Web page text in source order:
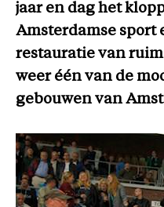
jaar en dag het
Amsterdamse sport
restauratie van
weer één van de
gebouwen van